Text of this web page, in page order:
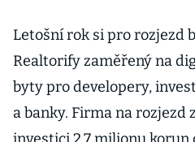
Letošní rok si pro rozjezd
Realtorify zaměřený na
byty pro developery,
a banky. Firma na rozjezd